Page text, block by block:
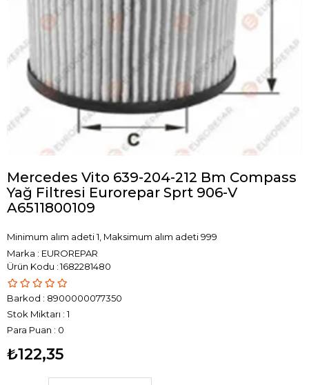
Mercedes Vito 639-204-212 Bm Compass
Yağ Filtresi Eurorepar Sprt 906-V
A6511800109
Minimum alım adeti 1, Maksimum alım adeti 999
Marka : EUROREPAR
1682281480
Barkod : 8900000077350
Stok Miktarı : 1
Para Puan : 0
₺122,35